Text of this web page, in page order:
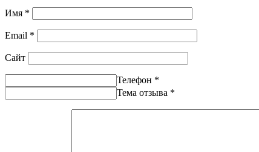
Имя *
Email *
Сайт
Телефон *
Тема отзыва *